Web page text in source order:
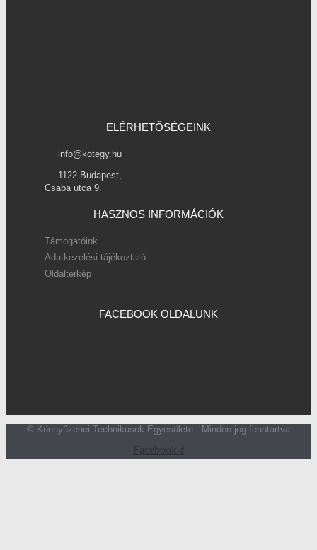
ELÉRHETŐSÉGEINK
info@kotegy.hu
1122 Budapest,
Csaba utca 9.
HASZNOS INFORMÁCIÓK
Támogatóink
Adatkezelési tájékoztató
Oldaltérkép
FACEBOOK OLDALUNK
© Könnyűzenei Technikusok Egyesülete - Minden jog fenntartva
Facebook-f